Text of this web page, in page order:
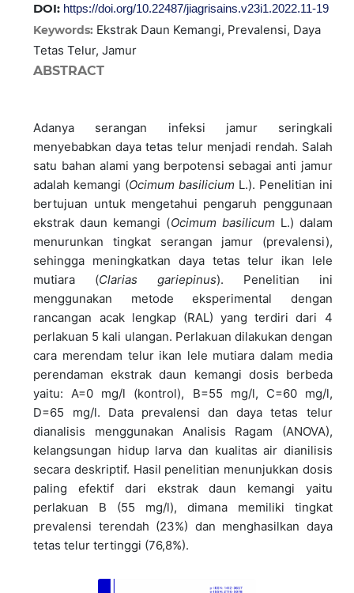
DOI: https://doi.org/10.22487/jiagrisains.v23i1.2022.11-19
Keywords: Ekstrak Daun Kemangi, Prevalensi, Daya
Tetas Telur, Jamur
ABSTRACT
Adanya serangan infeksi jamur seringkali
menyebabkan daya tetas telur menjadi rendah. Salah
satu bahan alami yang berpotensi sebagai anti jamur
adalah kemangi (Ocimum basilicium L.). Penelitian ini
bertujuan untuk mengetahui pengaruh penggunaan
ekstrak daun kemangi (Ocimum basilicumL.) dalam
menurunkan tingkat serangan jamur (prevalensi),
sehingga meningkatkan daya tetas telur ikan lele
mutiara (Clarias gariepinus). Penelitian ini
menggunakan metode eksperimental dengan
rancangan acak lengkap (RAL) yang terdiri dari 4
perlakuan 5 kali ulangan. Perlakuan dilakukan dengan
cara merendam telur ikan lele mutiara dalam media
perendaman ekstrak daun kemangi dosis berbeda
yaitu: A=0 mg/l (kontrol), B=55 mg/l, C=60 mg/l,
D=65 mg/l. Data prevalensi dan daya tetas telur
dianalisis menggunakan Analisis Ragam (ANOVA),
kelangsungan hidup larva dan kualitas air dianilisis
secara deskriptif. Hasil penelitian menunjukkan dosis
paling efektif dari ekstrak daun kemangi yaitu
perlakuan B (55 mg/l), dimana memiliki tingkat
prevalensi terendah (23%) dan menghasilkan daya
tetas telur tertinggi (76,8%).